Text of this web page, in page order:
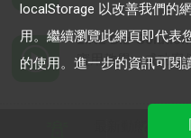
LINE Biz-
實用教學、成功案
localStorage 以改善我們的
用。繼續瀏覽此網頁即代表
的使用。進一步的資訊可閱